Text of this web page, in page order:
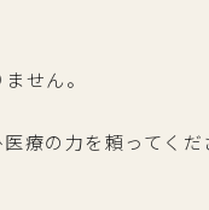
せん。
療の力を頼ってく